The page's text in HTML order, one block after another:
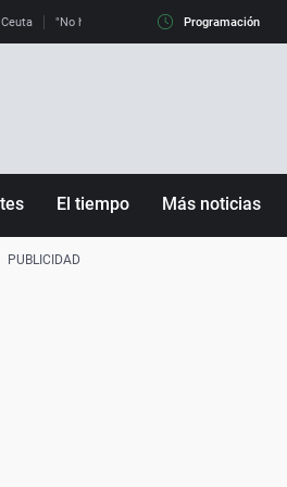
"No hay mafias, que no nos engañen":
Programación
El tiempo Más noticias